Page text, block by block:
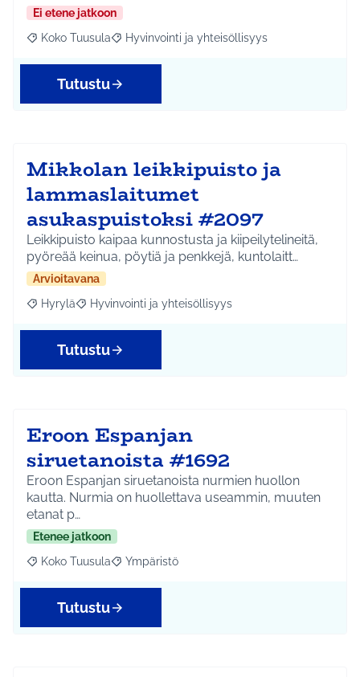
Ei etene jatkoon
Rajaa tulokset aihepiirin mukaan: Koko Tuusula
Koko Tuusula Rajaa tulokset teeman mukaan: Hyvinvointi ja
Hyvinvointi ja yhteisöllisyys
Tutustu
Mikkolan leikkipuisto ja
lammaslaitumet
asukaspuistoksi #2097
Leikkipuisto kaipaa kunnostusta ja kiipeilytelineitä,
pyöreää keinua, pöytiä ja penkkejä, kuntolaitt…
Arvioitavana
Rajaa tulokset aihepiirin mukaan: Hyrylä
Hyrylä Rajaa tulokset teeman mukaan: Hyvinvointi ja
Hyvinvointi ja yhteisöllisyys
Tutustu
Eroon Espanjan
siruetanoista #1692
Eroon Espanjan siruetanoista nurmien huollon
kautta. Nurmia on huollettava useammin, muuten
etanat p…
Etenee jatkoon
Rajaa tulokset aihepiirin mukaan: Koko Tuusula
Koko Tuusula Rajaa tulokset teeman mukaan: Ympäristö
Ympäristö
Tutustu